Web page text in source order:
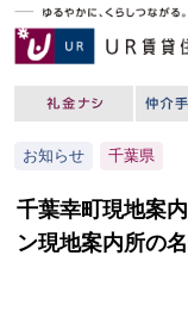
お知らせ 千葉県
千葉幸町現地案
ン現地案内所の